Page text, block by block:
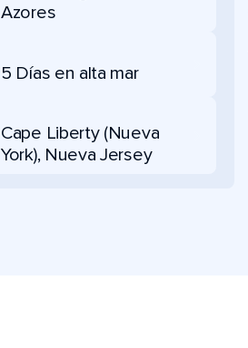
Azores
5 Días en alta mar
Cape Liberty (Nueva
York), Nueva Jersey